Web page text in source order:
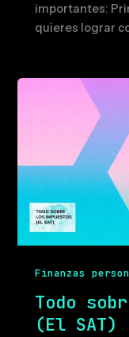
importantes:
quieres lograr
Finanzas
Todo
(El SAT)